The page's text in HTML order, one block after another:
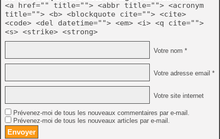
<a href="" title=""> <abbr title=""> <acronym
title=""> <b> <blockquote cite=""> <cite>
<code> <del datetime=""> <em> <i> <q cite="">
<s> <strike> <strong>
Votre nom *
Votre adresse email *
Votre site internet
Prévenez-moi de tous les nouveaux commentaires par e-mail.
Prévenez-moi de tous les nouveaux articles par e-mail.